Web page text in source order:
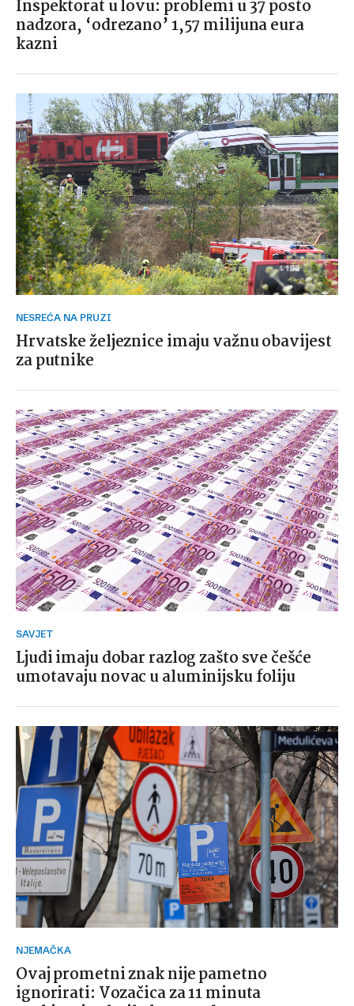
Inspektorat u lovu: problemi u 37 posto
nadzora, ‘odrezano’ 1,57 milijuna eura
kazni
NESREĆA NA PRUZI
Hrvatske željeznice imaju važnu obavijest
za putnike
SAVJET
Ljudi imaju dobar razlog zašto sve češće
umotavaju novac u aluminijsku foliju
NJEMAČKA
Ovaj prometni znak nije pametno
ignorirati: Vozačica za 11 minuta